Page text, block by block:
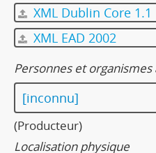
XML Dublin Core 1.1
XML EAD 2002
Personnes et organismes
[inconnu]
(Producteur)
Localisation physique